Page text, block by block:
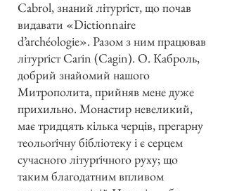
Cabrol, знаний літурґіст, що почав
видавати «Dictionnaire
d’archéologie». Разом з ним працював
літурґіст Caґin (Cagin). О. Каброль,
добрий знайомий нашого
Митрополита, прийняв мене дуже
прихильно. Монастир невеликий,
має тридцять кілька черців, прегарну
теольоґічну бібліотеку і є серцем
сучасного літурґічного руху; що
таким благодатним впливом